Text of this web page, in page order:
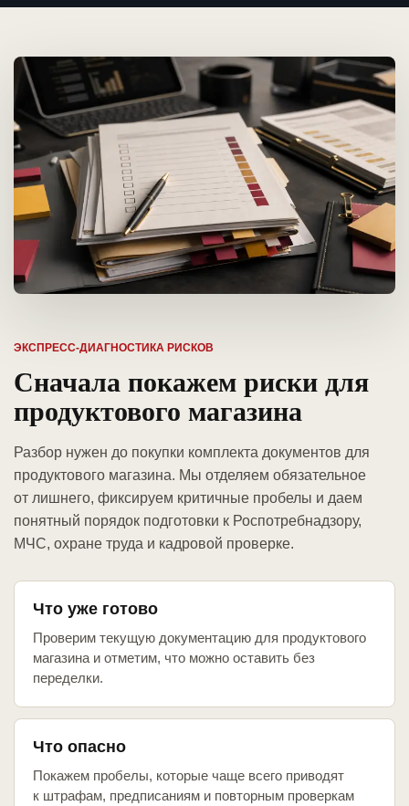
ЭКСПРЕСС-ДИАГНОСТИКА РИСКОВ
Сначала покажем риски для
продуктового магазина
Разбор нужен до покупки комплекта документов для
продуктового магазина. Мы отделяем обязательное
от лишнего, фиксируем критичные пробелы и даем
понятный порядок подготовки к Роспотребнадзору,
МЧС, охране труда и кадровой проверке.
Что уже готово
Проверим текущую документацию для продуктового
магазина и отметим, что можно оставить без
переделки.
Что опасно
Покажем пробелы, которые чаще всего приводят
к штрафам, предписаниям и повторным проверкам